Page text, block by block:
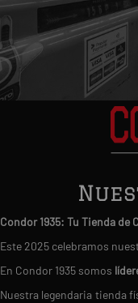
Condor 1935: Tu Tienda
Este 2025 celebramos
En Condor 1935 somos
Nuestra legendaria tienda